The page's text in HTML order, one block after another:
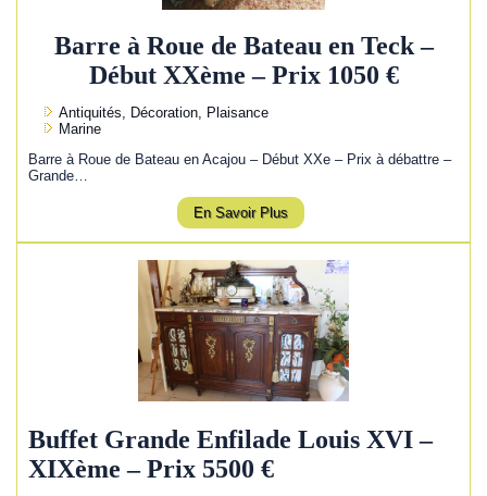
Barre à Roue de Bateau en Teck –
Début XXème – Prix 1050 €
Antiquités, Décoration, Plaisance
Marine
Barre à Roue de Bateau en Acajou – Début XXe – Prix à débattre –
Grande…
En Savoir Plus
Buffet Grande Enfilade Louis XVI –
XIXème – Prix 5500 €